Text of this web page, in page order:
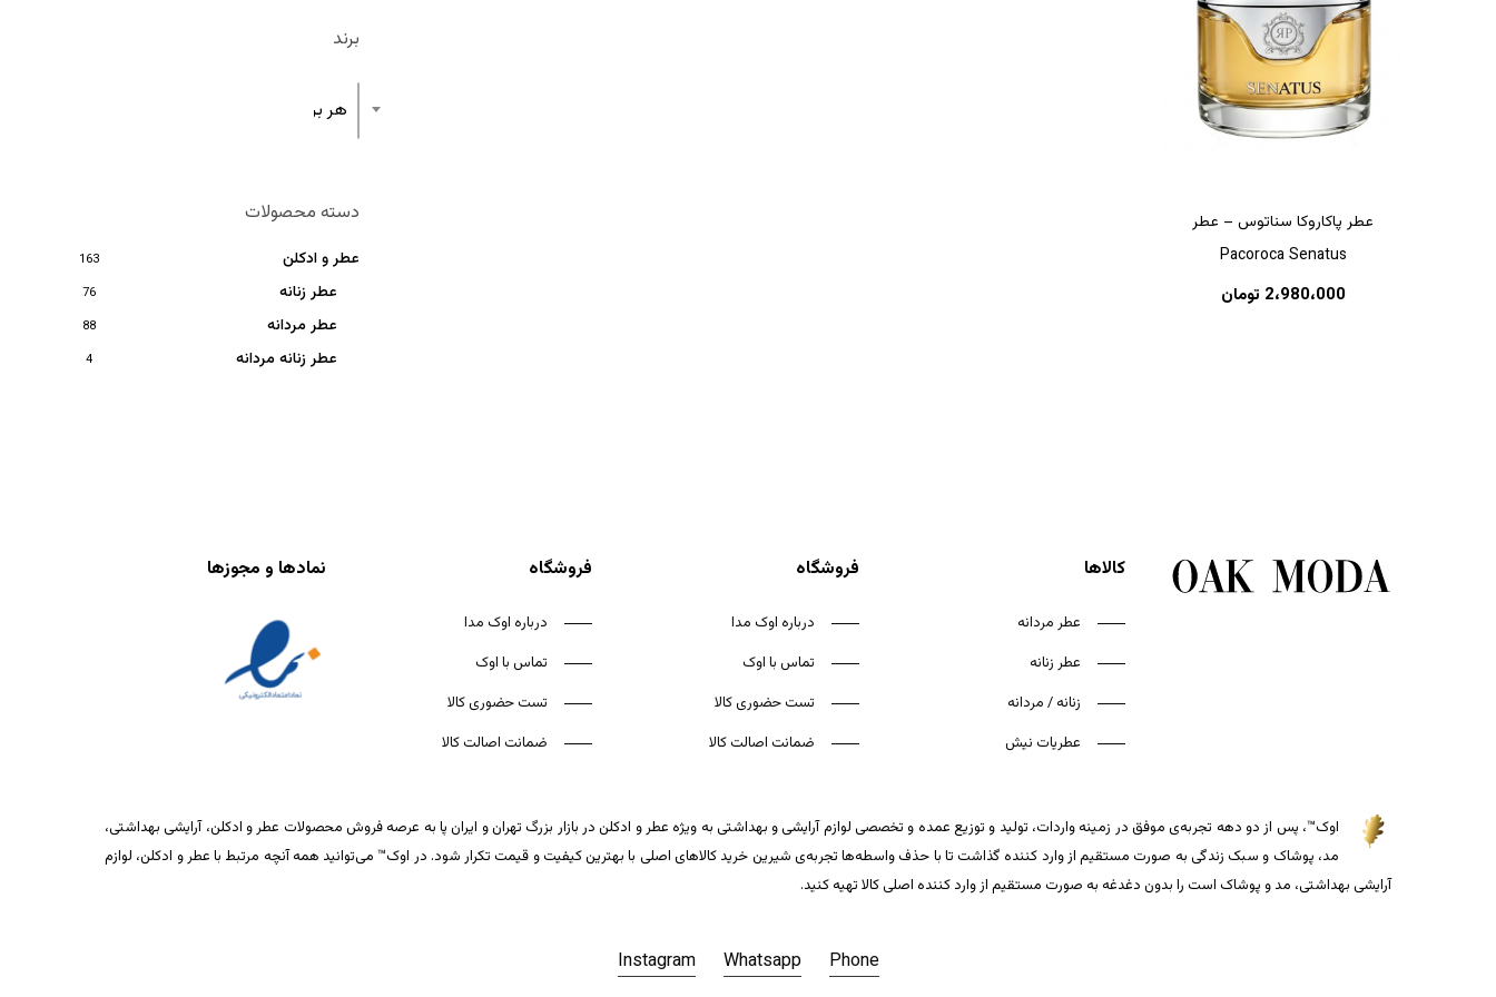
هیچ محصولی در سبد خرید نیست.
برند
هر برند
دسته محصولات
عطر و ادکلن 163
عطر زنانه 76
عطر مردانه 88
عطر زنانه مردانه 4
عطر پاکاروکا سناتوس – عطر
Pacoroca Senatus
2،980،000 تومان
کالاها
عطر مردانه
عطر زنانه
زنانه / مردانه
عطریات نیش
فروشگاه
درباره اوک مدا
تماس با اوک
تست حضوری کالا
ضمانت اصالت کالا
فروشگاه
درباره اوک مدا
تماس با اوک
تست حضوری کالا
ضمانت اصالت کالا
نمادها و مجوزها
اوک™، پس از دو دهه تجربه‌ی موفق در زمینه واردات، تولید و توزیع عمده و تخصصی لوازم آرایشی و بهداشتی به ویژه عطر و ادکلن در بازار بزرگ تهران و ایران پا به عرصه فروش محصولات عطر و ادکلن، آرایشی بهداشتی،
مد، پوشاک و سبک زندگی به صورت مستقیم از وارد کننده گذاشت تا با حذف واسطه‌ها تجربه‌ی شیرین خرید کالاهای اصلی با بهترین کیفیت و قیمت تکرار شود. در اوک™ می‌توانید همه آنچه مرتبط با عطر و ادکلن، لوازم
آرایشی بهداشتی، مد و پوشاک است را بدون دغدغه به صورت مستقیم از وارد کننده اصلی کالا تهیه کنید.
Instagram Whatsapp Phone